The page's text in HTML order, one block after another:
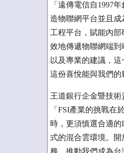
「遠傳電信自1997
造物聯網平台並且
工程平台，賦能內
效地傳遞物聯網端到
以及專業的建議，
這份喜悅能與我們的
王道銀行企金暨技術
「FSI產業的挑戰在
時，更須慎選合適
式的混合雲環境。
務，推動我們成為台